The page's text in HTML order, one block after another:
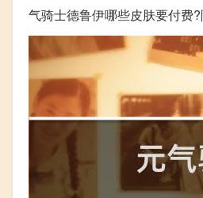
气骑士德鲁伊哪些皮肤要付费